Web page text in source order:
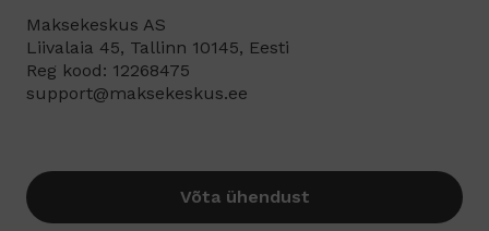
Maksekeskus AS
Liivalaia 45, Tallinn 10145, Eesti
Reg kood: 12268475
support@maksekeskus.ee
Võta ühendust